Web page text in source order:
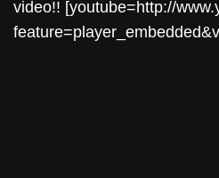
video!! [youtube=http://